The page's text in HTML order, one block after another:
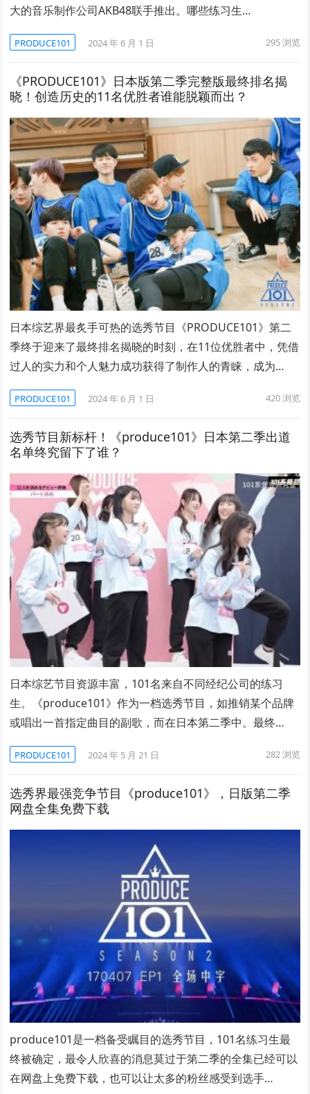
大的音乐制作公司AKB48联手推出。哪些练习生…
PRODUCE101 2024 年 6 月 1 日 295浏览
《PRODUCE101》日本版第二季完整版最终排名揭
晓！创造历史的11名优胜者谁能脱颖而出？
日本综艺界最炙手可热的选秀节目《PRODUCE101》第二
季终于迎来了最终排名揭晓的时刻，在11位优胜者中，凭借
过人的实力和个人魅力成功获得了制作人的青睐，成为…
PRODUCE101 2024 年 6 月 1 日 420浏览
选秀节目新标杆！《produce101》日本第二季出道
名单终究留下了谁？
日本综艺节目资源丰富，101名来自不同经纪公司的练习
生。《produce101》作为一档选秀节目，如推销某个品牌
或唱出一首指定曲目的副歌，而在日本第二季中。最终…
PRODUCE101 2024 年 5 月 21 日 282浏览
选秀界最强竞争节目《produce101》，日版第二季
网盘全集免费下载
produce101是一档备受瞩目的选秀节目，101名练习生最
终被确定，最令人欣喜的消息莫过于第二季的全集已经可以
在网盘上免费下载，也可以让太多的粉丝感受到选手…